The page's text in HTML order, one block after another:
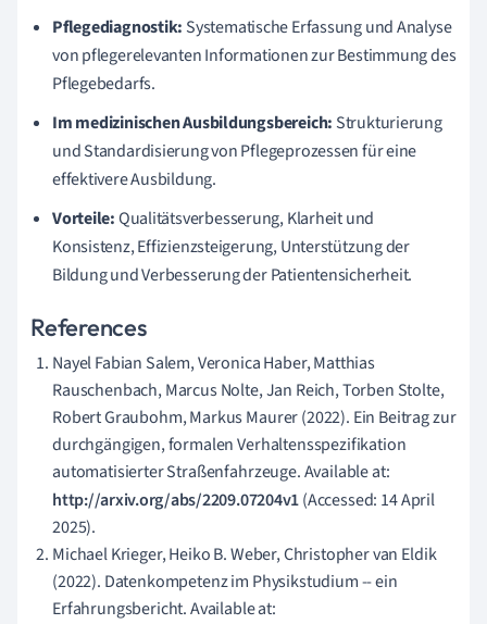
Pflegediagnostik: Systematische Erfassung und Analyse
von pflegerelevanten Informationen zur Bestimmung des
Pflegebedarfs.
Im medizinischen Ausbildungsbereich: Strukturierung
und Standardisierung von Pflegeprozessen für eine
effektivere Ausbildung.
Vorteile:Qualitätsverbesserung, Klarheit und
Konsistenz, Effizienzsteigerung, Unterstützung der
Bildung und Verbesserung der Patientensicherheit.
References
Nayel Fabian Salem, Veronica Haber, Matthias
Rauschenbach, Marcus Nolte, Jan Reich, Torben Stolte,
Robert Graubohm, Markus Maurer (2022). Ein Beitrag zur
durchgängigen, formalen Verhaltensspezifikation
automatisierter Straßenfahrzeuge. Available at:
http://arxiv.org/abs/2209.07204v1(Accessed: 14 April
2025).
Michael Krieger, Heiko B. Weber, Christopher van Eldik
(2022). Datenkompetenz im Physikstudium -- ein
Erfahrungsbericht. Available at: